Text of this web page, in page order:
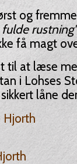
og
rustning"
få magt
til at læse
i Lohses
låne